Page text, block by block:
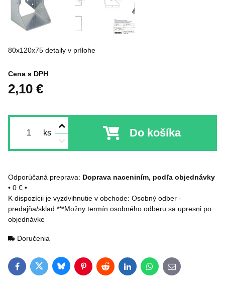
80x120x75 detaily v prílohe
Cena s DPH
2,10 €
ks Do košíka
Doprava naceniním, podľa objednávky
• 0 € •
Osobný odber -
predajňa/sklad ***Možny termín osobného odberu sa upresni po
objednávke
Doručenia
FacebookTwitterBlueskyPinterestRedditLinkedInWhatsApp
E-mail